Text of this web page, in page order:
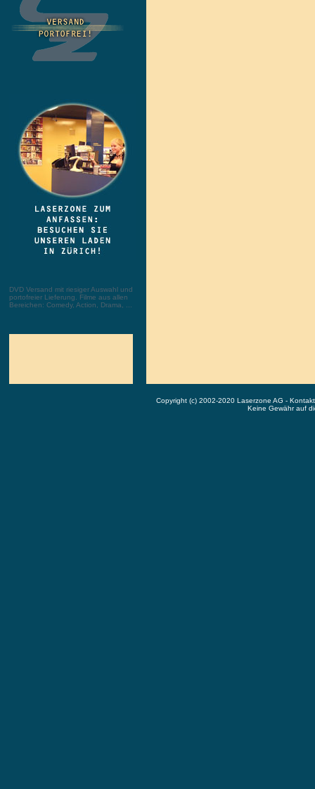
DVD Versand mit riesiger Auswahl und
portofreier Lieferung. Filme aus allen
Bereichen: Comedy, Action, Drama, ...
Copyright (c) 2002-2020 Laserzone AG -
Keine Gewähr auf